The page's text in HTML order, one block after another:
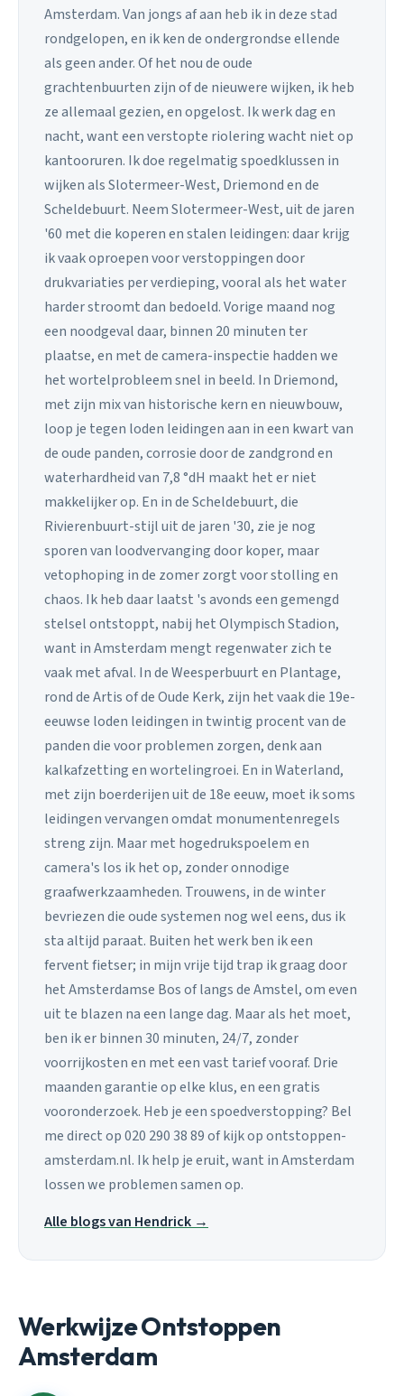
Amsterdam. Van jongs af aan heb ik in deze stad
rondgelopen, en ik ken de ondergrondse ellende
als geen ander. Of het nou de oude
grachtenbuurten zijn of de nieuwere wijken, ik heb
ze allemaal gezien, en opgelost. Ik werk dag en
nacht, want een verstopte riolering wacht niet op
kantooruren. Ik doe regelmatig spoedklussen in
wijken als Slotermeer-West, Driemond en de
Scheldebuurt. Neem Slotermeer-West, uit de jaren
'60 met die koperen en stalen leidingen: daar krijg
ik vaak oproepen voor verstoppingen door
drukvariaties per verdieping, vooral als het water
harder stroomt dan bedoeld. Vorige maand nog
een noodgeval daar, binnen 20 minuten ter
plaatse, en met de camera-inspectie hadden we
het wortelprobleem snel in beeld. In Driemond,
met zijn mix van historische kern en nieuwbouw,
loop je tegen loden leidingen aan in een kwart van
de oude panden, corrosie door de zandgrond en
waterhardheid van 7,8 °dH maakt het er niet
makkelijker op. En in de Scheldebuurt, die
Rivierenbuurt-stijl uit de jaren '30, zie je nog
sporen van loodvervanging door koper, maar
vetophoping in de zomer zorgt voor stolling en
chaos. Ik heb daar laatst 's avonds een gemengd
stelsel ontstoppt, nabij het Olympisch Stadion,
want in Amsterdam mengt regenwater zich te
vaak met afval. In de Weesperbuurt en Plantage,
rond de Artis of de Oude Kerk, zijn het vaak die 19e-
eeuwse loden leidingen in twintig procent van de
panden die voor problemen zorgen, denk aan
kalkafzetting en wortelingroei. En in Waterland,
met zijn boerderijen uit de 18e eeuw, moet ik soms
leidingen vervangen omdat monumentenregels
streng zijn. Maar met hogedrukspoelem en
camera's los ik het op, zonder onnodige
graafwerkzaamheden. Trouwens, in de winter
bevriezen die oude systemen nog wel eens, dus ik
sta altijd paraat. Buiten het werk ben ik een
fervent fietser; in mijn vrije tijd trap ik graag door
het Amsterdamse Bos of langs de Amstel, om even
uit te blazen na een lange dag. Maar als het moet,
ben ik er binnen 30 minuten, 24/7, zonder
voorrijkosten en met een vast tarief vooraf. Drie
maanden garantie op elke klus, en een gratis
vooronderzoek. Heb je een spoedverstopping? Bel
me direct op 020 290 38 89 of kijk op ontstoppen-
amsterdam.nl. Ik help je eruit, want in Amsterdam
lossen we problemen samen op.
Alle blogs van Hendrick →
Werkwijze Ontstoppen
Amsterdam